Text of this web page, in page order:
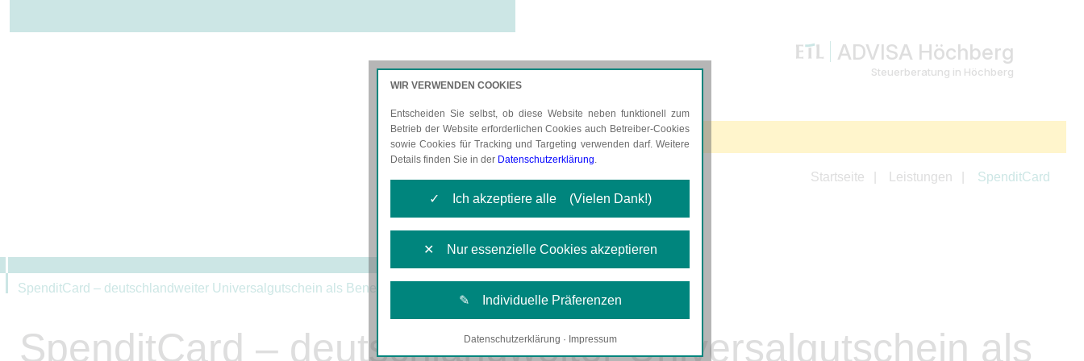
ADVISA Höchberg
Steuerberatung in Höchberg
AKTUELLES KARRIERE
Startseite Leistungen SpenditCard
SpenditCard – deutschlandweiter Universalgutschein als Benefit
SpenditCard – deutschlandweiter Universalgutschein als
WIR VERWENDEN COOKIES
Entscheiden Sie selbst, ob diese Website neben funktionell zum
Betrieb der Website erforderlichen Cookies auch Betreiber-Cookies
sowie Cookies für Tracking und Targeting verwenden darf. Weitere
Details finden Sie in der Datenschutzerklärung.
✓ Ich akzeptiere alle (Vielen Dank!)
✕ Nur essenzielle Cookies akzeptieren
✎ Individuelle Präferenzen
Notwendige Cookies
Datenschutzerklärung · Impressum